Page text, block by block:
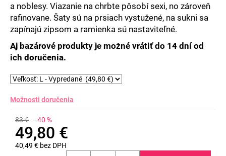
a noblesy. Viazanie na chrbte pôsobí sexi, no zároveň
rafinovane. Šaty sú na prsiach vystužené, na sukni sa
zapínajú zipsom a ramienka sú nastaviteľné.
Aj bazárové produkty je možné vrátiť do 14 dní od
ich doručenia.
Možnosti doručenia
83 € –40 %
49,80 €
40,49 € bez DPH